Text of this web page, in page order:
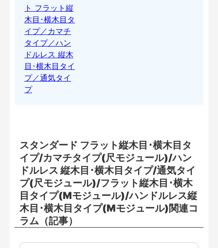
スタンダード フラット縦木目･横木目タ
イプ/カマチタイプ(尺モジュール)/ハン
ドルレス 縦木目･横木目タイプ/通気タイ
プ(尺モジュール)/フラット縦木目･横木
目タイプ(Mモジュール)/ハンドルレス縦
木目･横木目タイプ(Mモジュール)関連コ
ラム（記事）